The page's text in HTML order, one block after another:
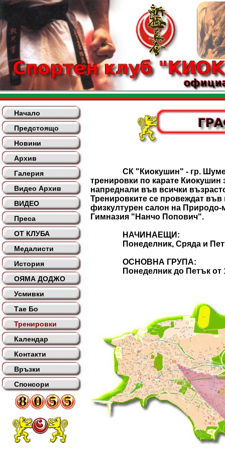
Начало
Предстоящо
Новини
Архив
Галерия
Видео Архив
ВИДЕО
Преса
ОТ КЛУБА
Медалисти
История
ОЯМА ДОДЖО
Усмивки
Тае Бо
Тренировки
Календар
Контакти
Връзки
Спонсори
СК "Киокушин" - гр. Шумен
тренировки по карате Киокушин
напреднали във всички
Тренировките се провеждат
физкултурен салон на Природо-
Гимназия "Нанчо Попович".
НАЧИНАЕЩИ:
Понеделник, Сряда и Петък
ОСНОВНА ГРУПА:
Понеделник до Петък от